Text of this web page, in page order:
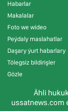
Habarlar
Makalalar
Foto we wideo
Peýdaly maslahatlar
Daşary ýurt habarlary
Tölegsiz bildirişler
Gözle
Ähli
ussatnews.com